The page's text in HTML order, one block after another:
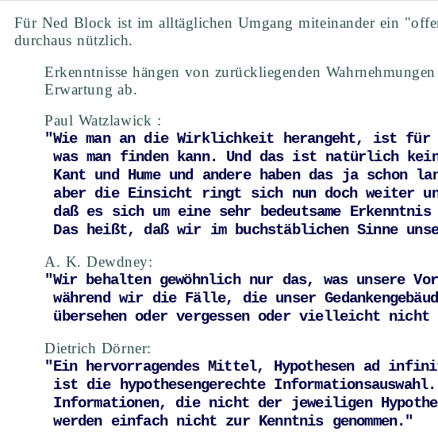
Für Ned Block ist im alltäglichen Umgang miteinander ein
durchaus nützlich.
Erkenntnisse hängen von zurückliegenden
Erwartung ab.
Paul Watzlawick :
"Wie man an die Wirklichkeit herangeht, ist für
was man finden kann. Und das ist natürlich keine ganz neue Idee.
Das heißt, daß wir im buchstäblichen Sinne
A. K. Dewdney:
"Wir behalten gewöhnlich nur das, was unsere
während wir die Fälle, die unser Gedankengebäude zu untergraben drohen,
übersehen oder vergessen oder vielleicht nicht
Dietrich Dörner:
"Ein hervorragendes Mittel, Hypothesen ad
werden einfach nicht zur Kenntnis genommen."